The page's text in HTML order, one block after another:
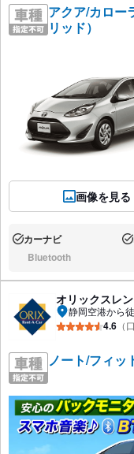
アクア/カロー
リッド）
画像を見る
あり:カーナビ あ
なし:Bluetooth
オリックスレ
静岡空港から
4.6 （
ノート/フィッ